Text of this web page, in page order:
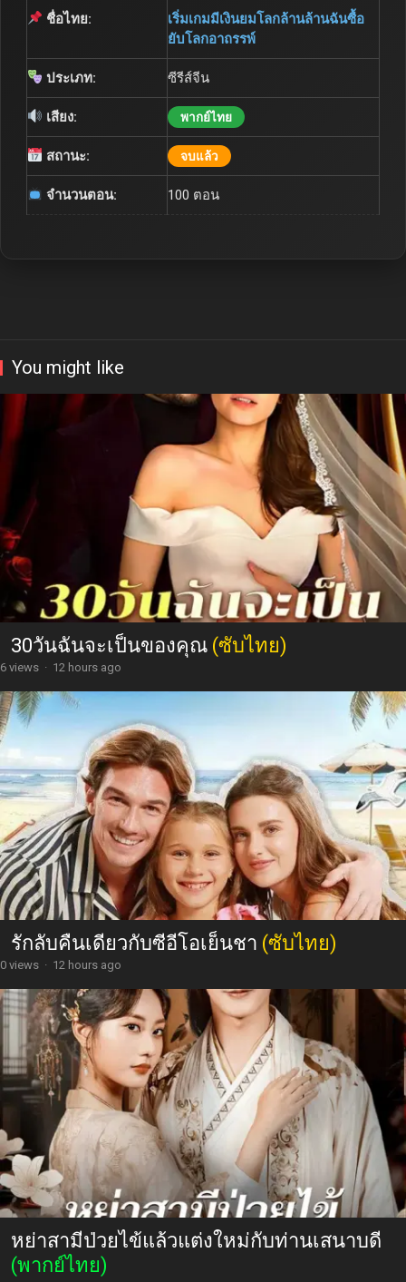
ชื่อไทย:
เริ่มเกมมีเงินยมโลกล้านล้านฉันซื้อ
ยับโลกอาถรรพ์
ประเภท: ซีรีส์จีน
เสียง: พากย์ไทย
สถานะ: จบแล้ว
จำนวนตอน: 100 ตอน
You might like
30วันฉันจะเป็นของคุณ (ซับไทย)
6 views · 12 hours ago
รักลับคืนเดียวกับซีอีโอเย็นชา (ซับไทย)
0 views · 12 hours ago
หย่าสามีป่วยไข้แล้วแต่งใหม่กับท่านเสนาบดี
(พากย์ไทย)